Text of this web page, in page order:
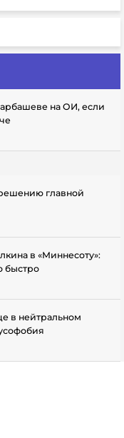
на ОИ, если
главной
в «Миннесоту»:
быстро
в нейтральном